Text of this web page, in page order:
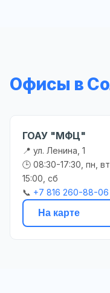
Офисы в
ГОАУ "МФЦ"
📍 ул. Ленина, 1
🕒 08:30-17:30, пн,
15:00, сб
📞 +7 816 260-88-06
На карте